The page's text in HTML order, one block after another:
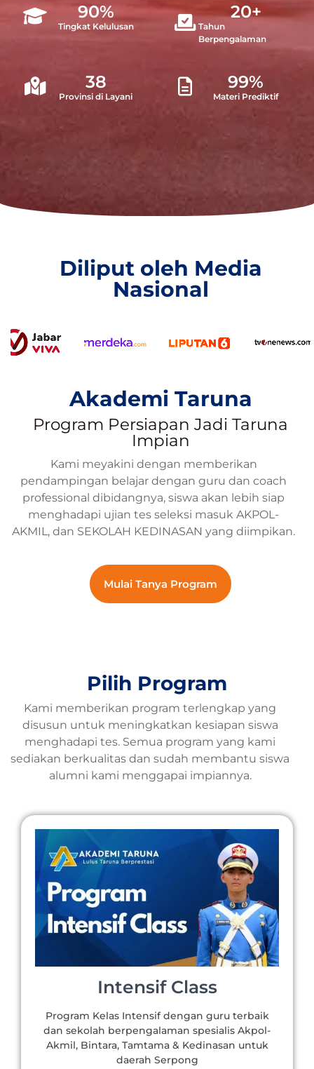
Tingkat Kelulusan
90%
Tahun
Berpengalaman
20+
Provinsi di Layani
38
Materi Prediktif
99%
Diliput oleh Media
Nasional
Akademi Taruna
Program Persiapan Jadi Taruna
Impian
Kami meyakini dengan memberikan
pendampingan belajar dengan guru dan coach
professional dibidangnya, siswa akan lebih siap
menghadapi ujian tes seleksi masuk AKPOL-
AKMIL, dan SEKOLAH KEDINASAN yang diimpikan.
Mulai Tanya Program
Pilih Program
Kami memberikan program terlengkap yang
disusun untuk meningkatkan kesiapan siswa
menghadapi tes. Semua program yang kami
sediakan berkualitas dan sudah membantu siswa
alumni kami menggapai impiannya.
Intensif Class
Program Kelas Intensif dengan guru terbaik
dan sekolah berpengalaman spesialis Akpol-
Akmil, Bintara, Tamtama & Kedinasan untuk
daerah Serpong